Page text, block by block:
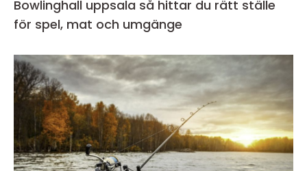
Bowlinghall uppsala så hittar du rätt ställe
för spel, mat och umgänge